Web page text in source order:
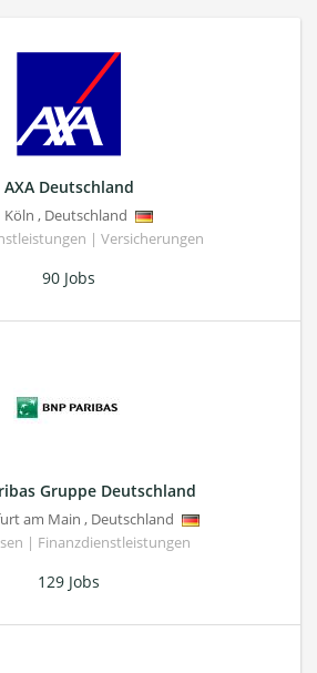
AXA Deutschland
Köln , Deutschland
| Versicherungen
90 Jobs
Gruppe Deutschland
am Main , Deutschland
| Finanzdienstleistungen
129 Jobs